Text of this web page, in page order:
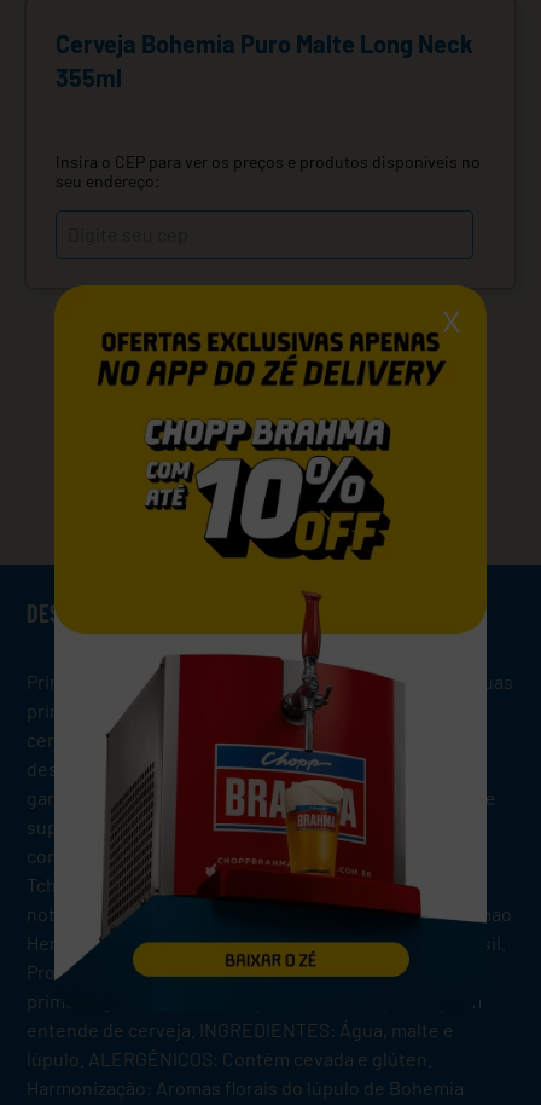
X
Cerveja Bohemia Puro Malte Long Neck
355ml
Insira o CEP para ver os preços e produtos disponíveis no
seu endereço:
VOCÊ PODE GOSTAR TAMBÉM
DESCRIÇÃO
Primeira cerveja do Brasil, a Bohemia tem sido fiel às suas
principais características: aroma e sabor. O mestre
cervejeiro da Cervejaria Bohemia mantém a alquimia
desta fórmula original para obter um produto único e
garantir um padrão de qualidade extremamente rígido e
superior. Clara, leve e muito refrescante, é produzida
com malte 100% importado e lúpulo Saaz, da República
Tcheca. Seu aroma levemente frutado é marcado por
notas leves de malte e lúpulo. Criada em 1853 pelo alemao
Henrique Kremer, Bohemia é a primeira cerveja do Brasil.
Produzida com matéria prima importada desde sua
primeira garrafa, ela é indispensavel no copo de quem
entende de cerveja. INGREDIENTES: Água, malte e
lúpulo. ALERGÊNICOS: Contém cevada e glúten.
Harmonização: Aromas florais do lúpulo de Bohemia